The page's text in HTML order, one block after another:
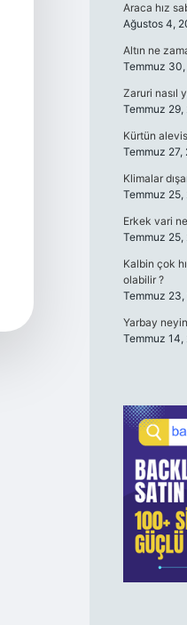
Araca hız
Ağustos 4,
Altın ne
Temmuz
Zaruri nasıl
Temmuz 29,
Kürtün
Temmuz 27,
Klimalar
Temmuz 25,
Erkek vari
Temmuz 25,
Kalbin çok
olabilir ?
Temmuz
Yarbay
Temmuz 14,